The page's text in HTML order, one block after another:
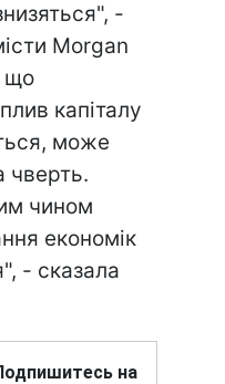
-
Morgan
що
капіталу
може
чверть.
чином
економік
- сказала
на